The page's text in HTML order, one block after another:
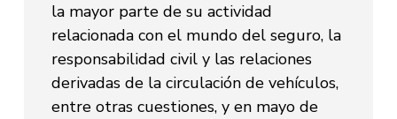
la mayor parte de su actividad
relacionada con el mundo del seguro, la
responsabilidad civil y las relaciones
derivadas de la circulación de vehículos,
entre otras cuestiones, y en mayo de